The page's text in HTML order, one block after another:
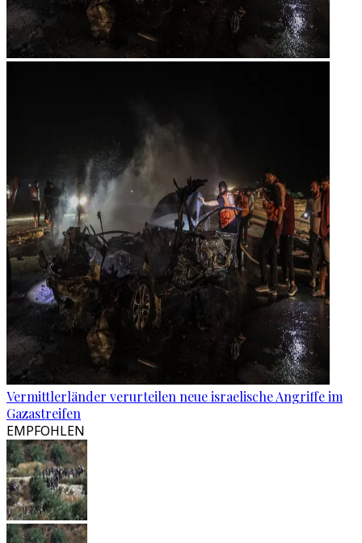
Vermittlerländer verurteilen neue israelische Angriffe im
Gazastreifen
EMPFOHLEN